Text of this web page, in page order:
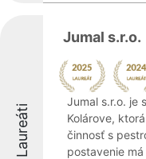
Laureáti
Jumal s.r.o.
Jumal s.r.o. je
Kolárove,
činnosť s
postavenie